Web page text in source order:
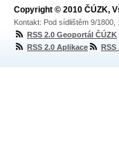
Copyright © 2010 ČÚZK,
Kontakt: Pod sídlištěm 9/1800,
RSS 2.0 Geoportál ČÚZK
RSS 2.0 Aplikace
RSS